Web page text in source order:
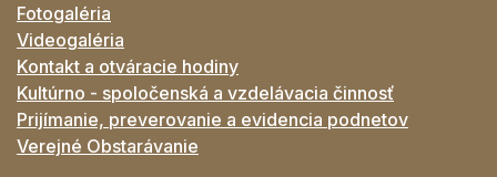
Fotogaléria
Videogaléria
Kontakt a otváracie hodiny
Kultúrno - spoločenská a vzdelávacia činnosť
Prijímanie, preverovanie a evidencia podnetov
Verejné Obstarávanie